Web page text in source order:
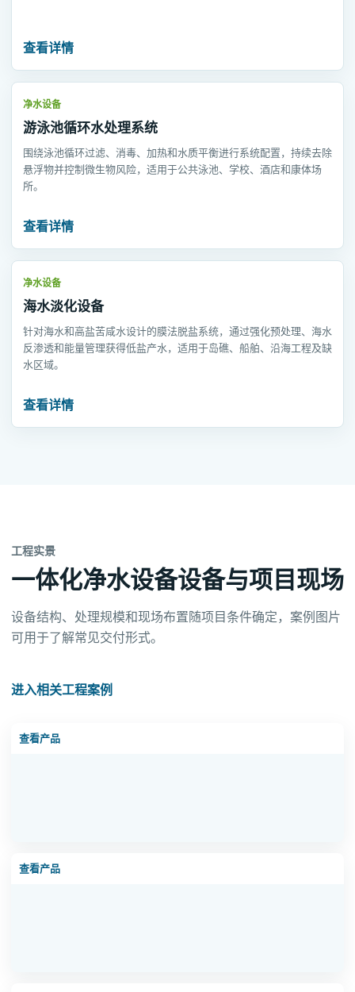
查看详情
净水设备
游泳池循环水处理系统
围绕泳池循环过滤、消毒、加热和水质平衡进行系统配置，持续去除
悬浮物并控制微生物风险，适用于公共泳池、学校、酒店和康体场
所。
查看详情
净水设备
海水淡化设备
针对海水和高盐苦咸水设计的膜法脱盐系统，通过强化预处理、海水
反渗透和能量管理获得低盐产水，适用于岛礁、船舶、沿海工程及缺
水区域。
查看详情
工程实景
一体化净水设备设备与项目现场
设备结构、处理规模和现场布置随项目条件确定，案例图片
可用于了解常见交付形式。
进入相关工程案例
查看产品
查看产品